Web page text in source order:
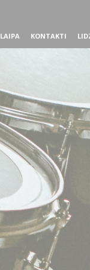
LAIPA KONTAKTI